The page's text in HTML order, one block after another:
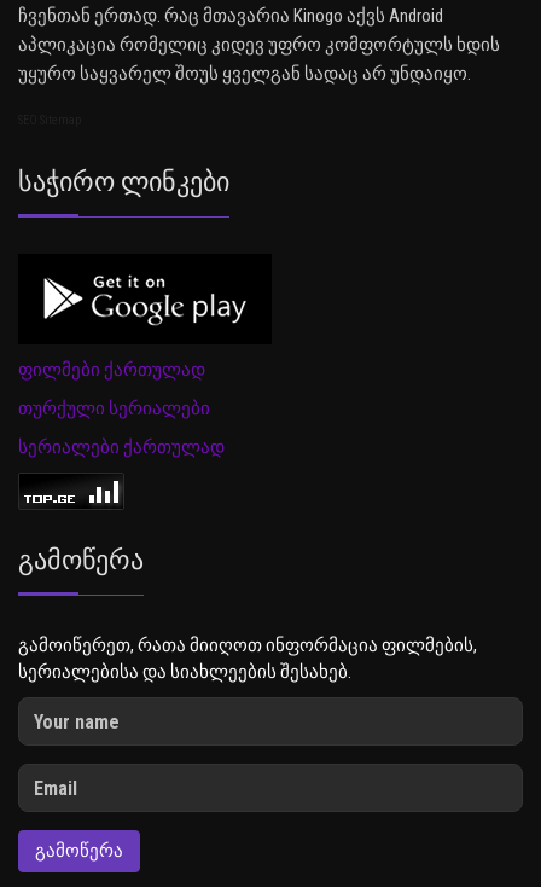
ჩვენთან ერთად. რაც მთავარია Kinogo აქვს Android
აპლიკაცია რომელიც კიდევ უფრო კომფორტულს ხდის
უყურო საყვარელ შოუს ყველგან სადაც არ უნდაიყო.
Საჭირო Ლინკები
ფილმები ქართულად
თურქული სერიალები
სერიალები ქართულად
Გამოწერა
გამოიწერეთ, რათა მიიღოთ ინფორმაცია ფილმების,
სერიალებისა და სიახლეების შესახებ.
ᲒᲐᲛᲝᲬᲔᲠᲐ